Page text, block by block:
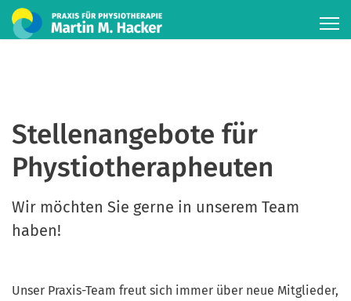
Stellenangebote für
Phystiotherapheuten
Wir möchten Sie gerne in unserem Team
haben!
Unser Praxis-Team freut sich immer über neue Mitglieder,